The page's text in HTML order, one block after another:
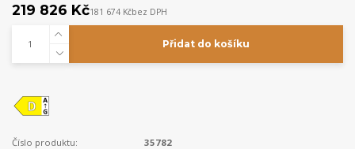
219 826 Kč181 674 Kčbez DPH
Přidat do košíku
Číslo produktu:
35782